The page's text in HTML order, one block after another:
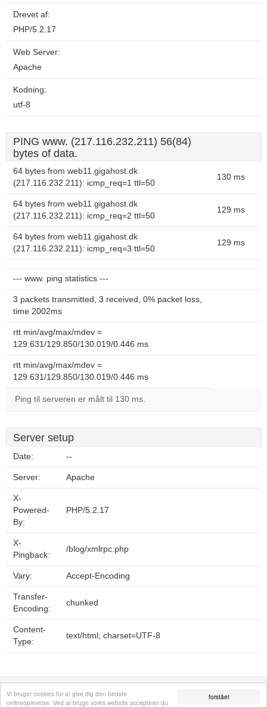
forstået
Vi bruger cookies for at give dig den bedste
onlineoplevelse. Ved at bruge vores website accepterer du
Drevet af:
PHP/5.2.17
Web Server:
Apache
Kodning:
utf-8
PING www. (217.116.232.211) 56(84)
bytes of data.
64 bytes from web11.gigahost.dk
(217.116.232.211): icmp_req=1 ttl=50
130 ms
64 bytes from web11.gigahost.dk
(217.116.232.211): icmp_req=2 ttl=50
129 ms
64 bytes from web11.gigahost.dk
(217.116.232.211): icmp_req=3 ttl=50
129 ms
--- www. ping statistics ---
3 packets transmitted, 3 received, 0% packet loss,
time 2002ms
rtt min/avg/max/mdev =
129.631/129.850/130.019/0.446 ms
rtt min/avg/max/mdev =
129.631/129.850/130.019/0.446 ms
Ping til serveren er målt til 130 ms.
Server setup
Date: --
Server: Apache
X-
Powered-
By:
PHP/5.2.17
X-
Pingback:
/blog/xmlrpc.php
Vary: Accept-Encoding
Transfer-
Encoding:
chunked
Content-
Type:
text/html; charset=UTF-8